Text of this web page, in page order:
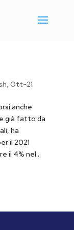
, Ott-21
anche
già fatto da
ha
il 2021
il 4% nel...